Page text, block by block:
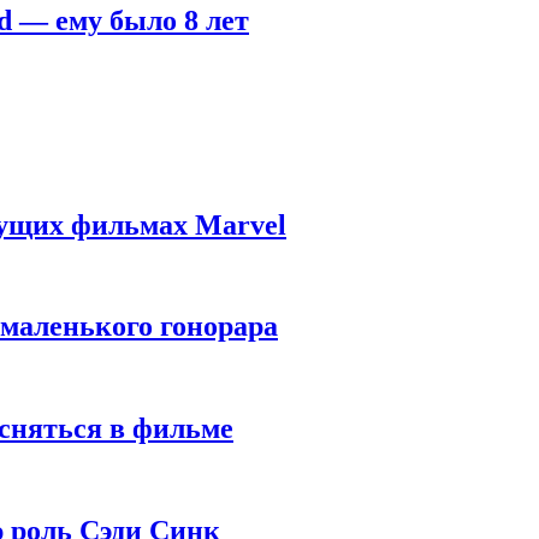
— ему было 8 лет
фильмах Marvel
гонорара
в фильме
роль Сэди Синк